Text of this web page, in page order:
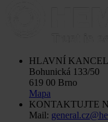
HLAVNÍ
Bohunická 133/50
619 00 Brno
Mapa
KONTAKTUJTE
Mail: